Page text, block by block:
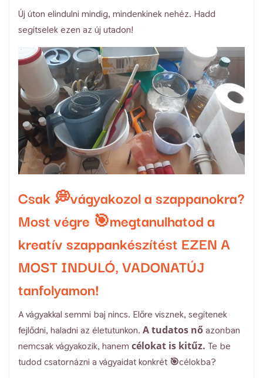
Új úton elindulni mindig, mindenkinek nehéz. Hadd
segítselek ezen az új utadon!
Csak 💭vágyakozol a szappanokra?
Most végre 🎯megtanulhatod a
kreatív szappankészítést EZEN A
MOST INDULÓ, VADONATÚJ
tanfolyamon!
A vágyakkal semmi baj nincs. Előre visznek, segítenek
fejlődni, haladni az életutunkon. A tudatos nőazonban
nemcsak vágyakozik, hanem célokat is kitűz. Te be
tudod csatornázni a vágyaidat konkrét 🎯célokba?